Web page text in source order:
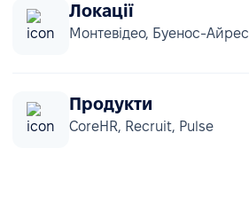
Локації
Монтевідео, Буенос-Айрес
Продукти
CoreHR, Recruit, Pulse